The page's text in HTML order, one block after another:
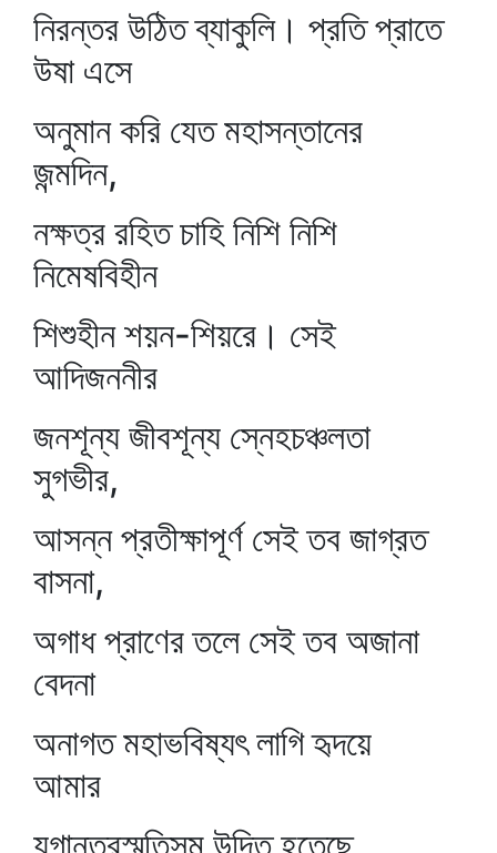
নিরন্তর উঠিত ব্যাকুলি। প্রতি প্রাতে
উষা এসে
অনুমান করি যেত মহাসন্তানের
জন্মদিন,
নক্ষত্র রহিত চাহি নিশি নিশি
নিমেষবিহীন
শিশুহীন শয়ন-শিয়রে। সেই
আদিজননীর
জনশূন্য জীবশূন্য স্নেহচঞ্চলতা
সুগভীর,
আসন্ন প্রতীক্ষাপূর্ণ সেই তব জাগ্রত
বাসনা,
অগাধ প্রাণের তলে সেই তব অজানা
বেদনা
অনাগত মহাভবিষ্যৎ লাগি হৃদয়ে
আমার